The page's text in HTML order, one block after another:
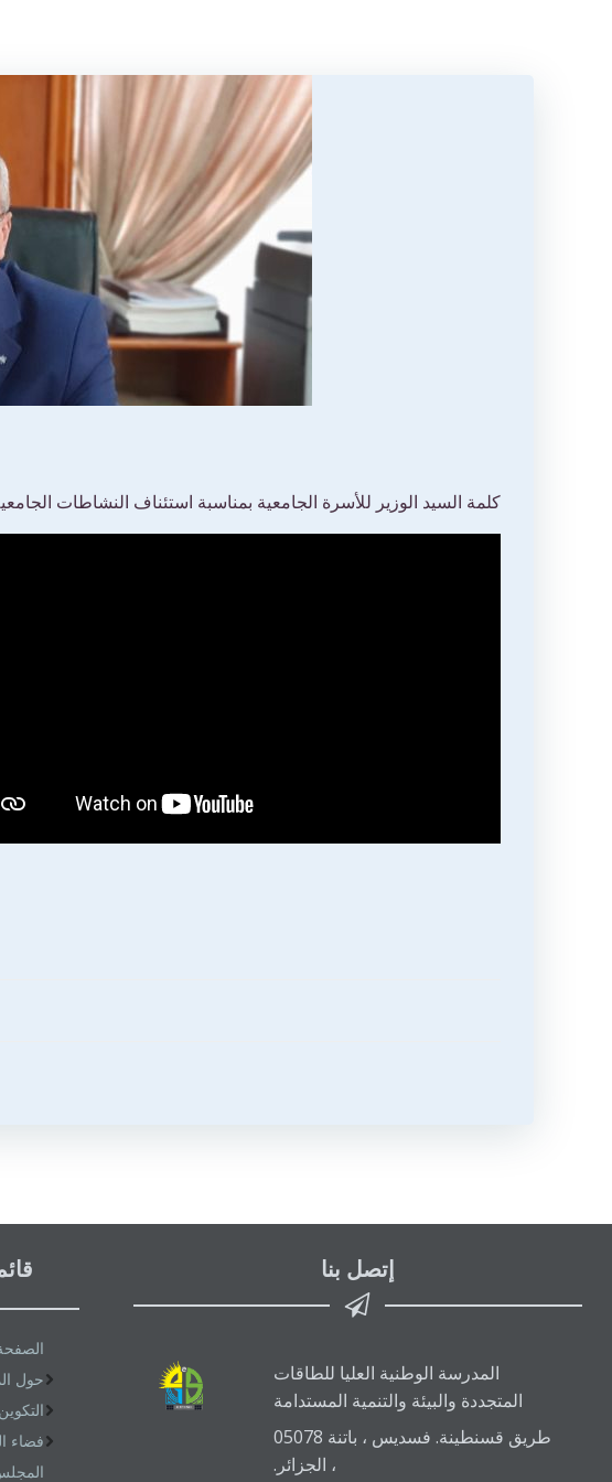
كلمة السيد الوزير للأسرة الجامعية بمناسبة استئناف النشاطات الجامعية 2021-
إتصل بنا
المدرسة الوطنية العليا للطاقات
المتجددة والبيئة والتنمية المستدامة
طريق قسنطينة. فسديس ، باتنة 05078
، الجزائر.
حول
التكوين
فضاء